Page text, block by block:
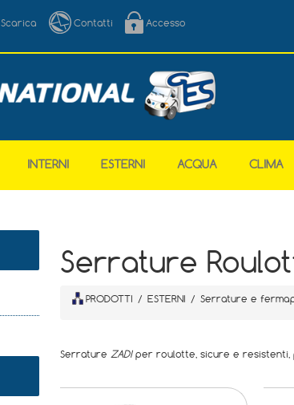
Scarica Contatti Accesso
INTERNI ESTERNI ACQUA CLIMA
Serrature
PRODOTTI / ESTERNI / Serrature e
Serrature ZADIper roulotte, sicure e